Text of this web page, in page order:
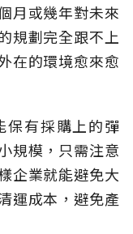
月或幾年對未來
規劃完全跟不上
在的環境愈來愈
保有採購上的彈
規模，只需注意
企業就能避免大
運成本，避免產